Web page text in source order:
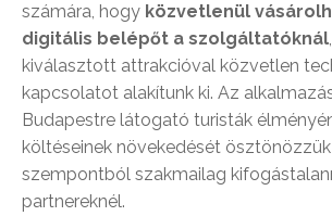
számára, hogy közvetlenül
digitális belépőt a szolgáltatóknál
kiválasztott attrakcióval közvetlen
kapcsolatot alakítunk ki. Az
Budapestre látogató turisták
költéseinek növekedését
szempontból szakmailag
partnereknél.